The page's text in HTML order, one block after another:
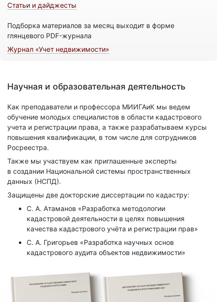
Статьи и дайджесты
Подборка материалов за месяц выходит в форме
глянцевого PDF-журнала
Журнал «Учет недвижимости»
Научная и образовательная деятельность
Как преподаватели и профессора МИИГАиК мы ведем
обучение молодых специалистов в области кадастрового
учета и регистрации права, а также разрабатываем курсы
повышения квалификации, в том числе для сотрудников
Росреестра.
Также мы участвуем как приглашенные эксперты
в создании Национальной системы пространственных
данных (НСПД).
Защищены две докторские диссертации по кадастру:
С. А. Атаманов «Разработка методологии
кадастровой деятельности в целях повышения
качества кадастрового учёта и регистрации прав»
С. А. Григорьев «Разработка научных основ
кадастрового аудита объектов недвижимости»